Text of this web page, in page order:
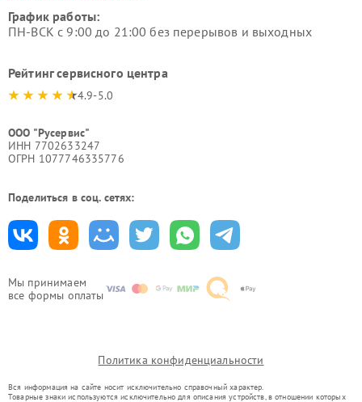
Мы принимаем
все формы оплаты
График работы:
ПН-ВСК с 9:00 до 21:00 без перерывов и выходных
Рейтинг сервисного центра
4.9-5.0
ООО "Русервис"
ИНН 7702633247
ОГРН 1077746335776
Поделиться в соц. сетях:
Политика конфиденциальности
Вся информация на сайте носит исключительно справочный характер.
Товарные знаки используются исключительно для описания устройств, в отношении которых